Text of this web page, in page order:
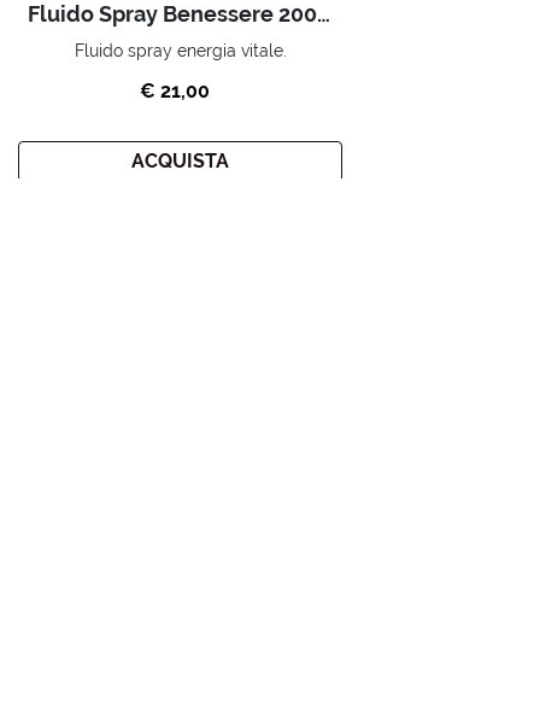
Fluido Spray Benessere 200 Ml
Fluido spray energia vitale.
€ 21,00
ACQUISTA